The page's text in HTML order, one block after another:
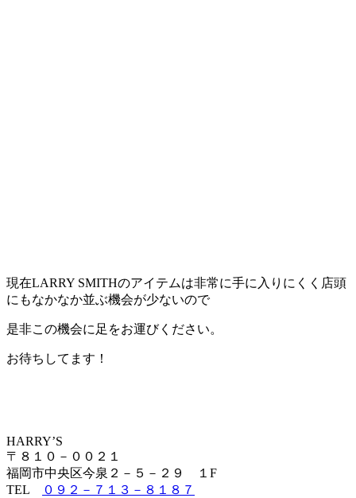
現在LARRY SMITHのアイテムは非常に手に入りにくく店頭
にもなかなか並ぶ機会が少ないので
是非この機会に足をお運びください。
お待ちしてます！
HARRY’S
〒８１０－００２１
福岡市中央区今泉２－５－２９ １F
TEL
０９２－７１３－８１８７